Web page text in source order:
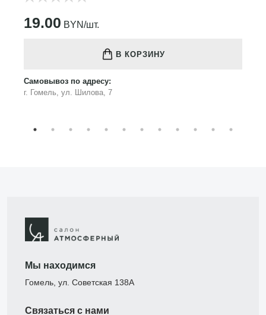
19.00 BYN/шт.
В КОРЗИНУ
Самовывоз по адресу:
г. Гомель, ул. Шилова, 7
Мы находимся
Гомель, ул. Советская 138А
Связаться с нами